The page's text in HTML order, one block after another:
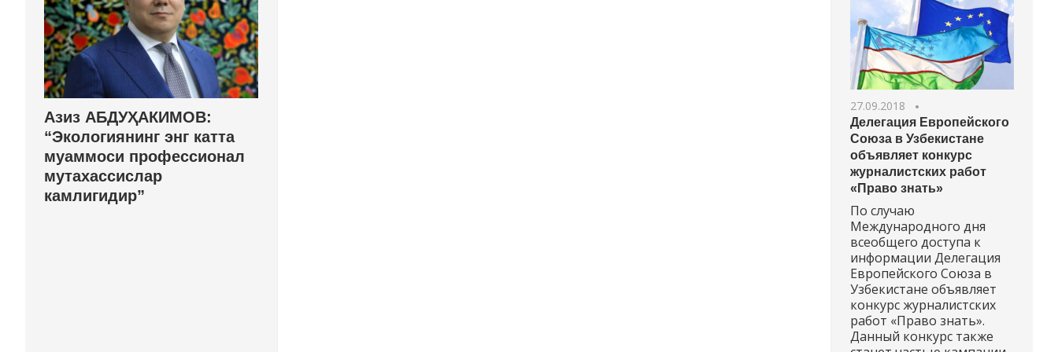
Азиз АБДУҲАКИМОВ:
“Экологиянинг энг катта
муаммоси профессионал
мутахассислар
камлигидир”
27.09.2018
Делегация Европейского
Союза в Узбекистане
объявляет конкурс
журналистских работ
«Право знать»
По случаю
Международного дня
всеобщего доступа к
информации Делегация
Европейского Союза в
Узбекистане объявляет
конкурс журналистских
работ «Право знать».
Данный конкурс также